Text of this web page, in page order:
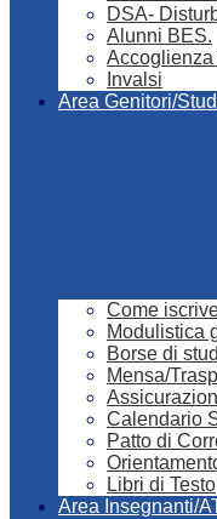
DSA-
Alunni BES.
Invalsi
Area Genitori/
Come
Modulistica
Borse di
Mensa/
Calendario
Patto di
Libri di Testo
Area Insegnanti/